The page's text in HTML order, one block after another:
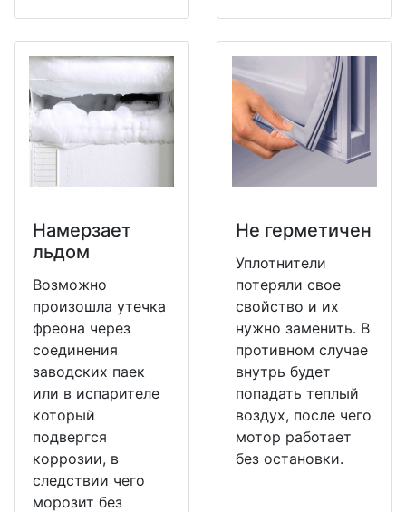
Намерзает
льдом
Возможно
произошла утечка
фреона через
соединения
заводских паек
или в испарителе
который
подвергся
коррозии, в
следствии чего
морозит без
Не герметичен
Уплотнители
потеряли свое
свойство и их
нужно заменить. В
противном случае
внутрь будет
попадать теплый
воздух, после чего
мотор работает
без остановки.